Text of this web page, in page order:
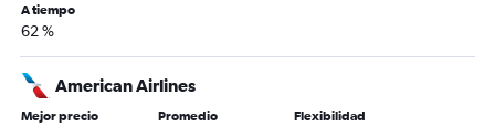
A tiempo
62 %
American Airlines
Mejor precio Promedio Flexibilidad